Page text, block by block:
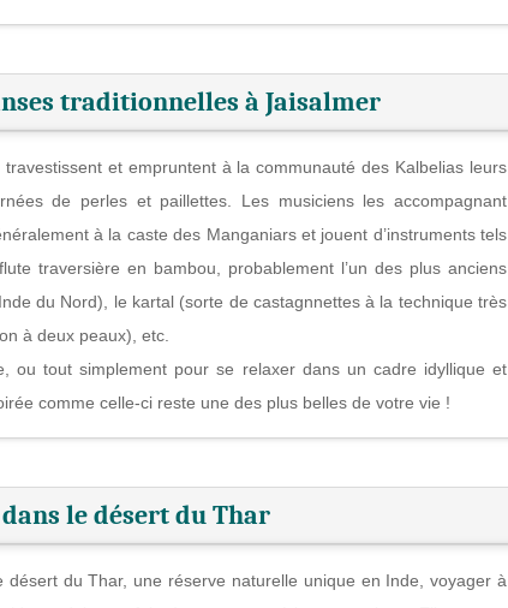
traditionnelles à Jaisalmer
et empruntent à la communauté des Kalbelias leurs
de perles et paillettes. Les musiciens les accompagnant
à la caste des Manganiars et jouent d’instruments tels
traversière en bambou, probablement l’un des plus anciens
du Nord), le kartal (sorte de castagnnettes à la technique très
à deux peaux), etc.
ou tout simplement pour se relaxer dans un cadre idyllique et
comme celle-ci reste une des plus belles de votre vie !
le désert du Thar
désert du Thar, une réserve naturelle unique en Inde, voyager à